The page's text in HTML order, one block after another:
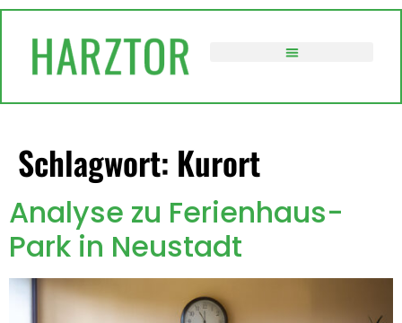
Schlagwort: Kurort
Analyse zu Ferienhaus-
Park in Neustadt